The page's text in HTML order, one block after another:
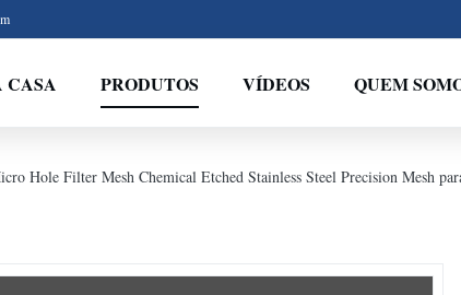
CASA PRODUTOS VÍDEOS QUEM
Hole Filter Mesh Chemical Etched Stainless Steel Precision Mesh